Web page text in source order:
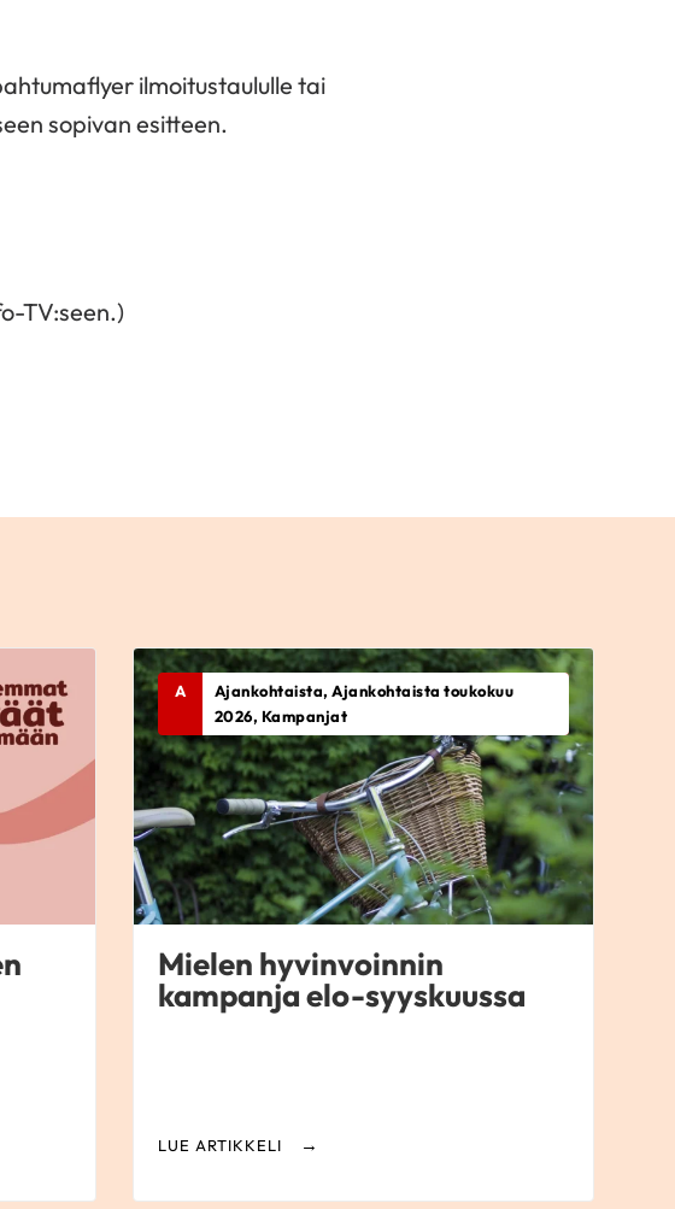
ilmoitustaululle tai
sopivan esitteen.
TV:seen.)
A
Ajankohtaista, Ajankohtaista toukokuu
2026, Kampanjat
Mielen hyvinvoinnin
kampanja elo-syyskuussa
LUE ARTIKKELI